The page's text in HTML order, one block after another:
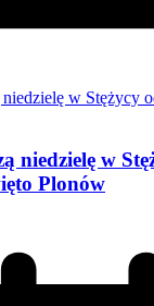
niedzielę w
Plonów